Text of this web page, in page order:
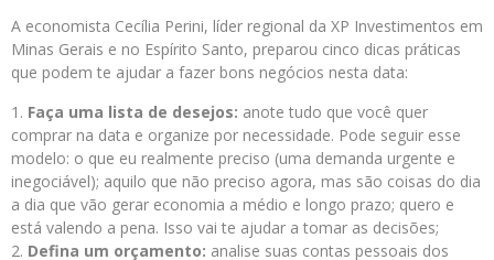
A economista Cecília Perini, líder regional da XP Investimentos em
Minas Gerais e no Espírito Santo, preparou cinco dicas práticas
que podem te ajudar a fazer bons negócios nesta data:
Faça uma lista de desejos: anote tudo que você quer
comprar na data e organize por necessidade. Pode seguir esse
modelo: o que eu realmente preciso (uma demanda urgente e
inegociável); aquilo que não preciso agora, mas são coisas do dia
a dia que vão gerar economia a médio e longo prazo; quero e
está valendo a pena. Isso vai te ajudar a tomar as decisões;
Defina um orçamento: analise suas contas pessoais dos